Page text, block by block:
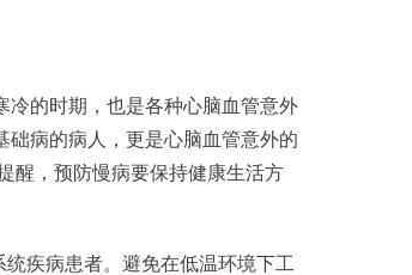
的时期，也是各种心脑血管意外
础病的病人，更是心脑血管意外的
醒，预防慢病要保持健康生活方
疾病患者。避免在低温环境下工